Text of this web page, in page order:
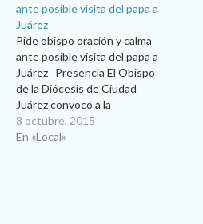
ante posible visita del papa a
Juárez
Pide obispo oración y calma
ante posible visita del papa a
Juárez Presencia El Obispo
de la Diócesis de Ciudad
Juárez convocó a la
comunidad a seguir orando
para que se haga realidad la
8 octubre, 2015
En «Local»